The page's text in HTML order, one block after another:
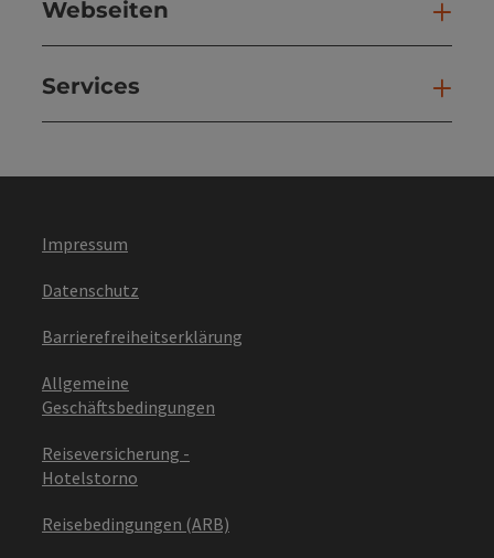
Webseiten
Services
Impressum
Datenschutz
Barrierefreiheitserklärung
Allgemeine
Geschäftsbedingungen
Reiseversicherung -
Hotelstorno
Reisebedingungen (ARB)